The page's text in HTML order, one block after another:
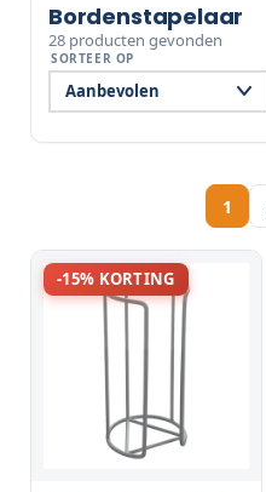
Bordenstapelaar
28 producten gevonden
SORTEER OP
1
-15% KORTING